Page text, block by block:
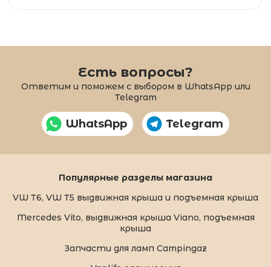
Есть вопросы?
Ответим и поможем с выбором в WhatsApp или
Telegram
WhatsApp Telegram
Популярные разделы магазина
VW T6, VW T5 выдвижная крыша и подъемная крыша
Mercedes Vito, выдвижная крыша Viano, подъемная
крыша
Запчасти для ламп Campingaz